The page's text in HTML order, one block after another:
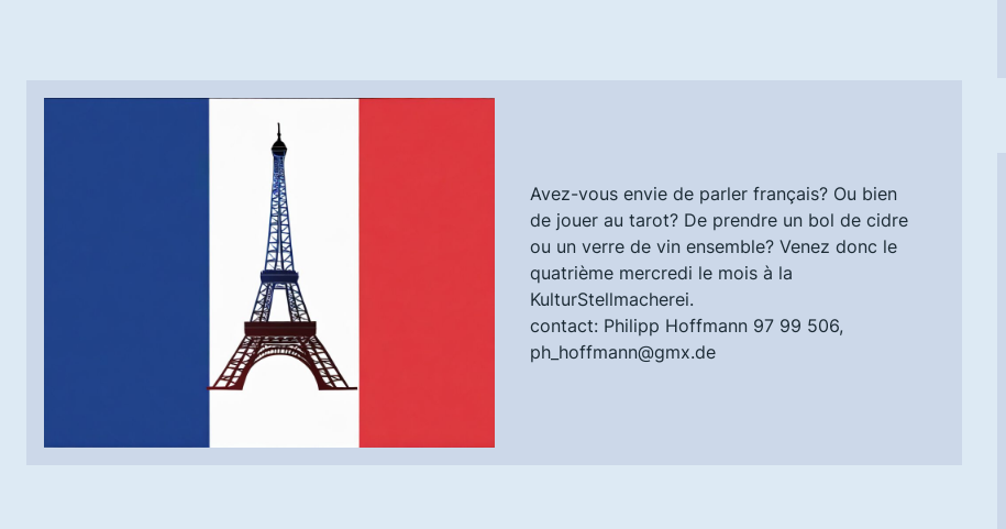
Avez-vous envie de parler français? Ou bien
de jouer au tarot? De prendre un bol de cidre
ou un verre de vin ensemble? Venez donc le
quatrième mercredi le mois à la
KulturStellmacherei.
contact: Philipp Hoffmann 97 99 506,
ph_hoffmann@gmx.de